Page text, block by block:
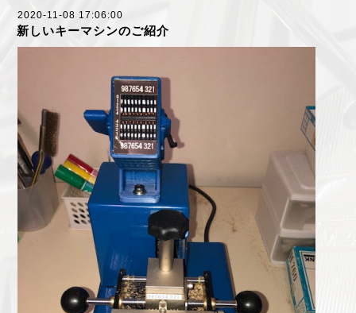
2020-11-08 17:06:00
新しいキーマシンのご紹介